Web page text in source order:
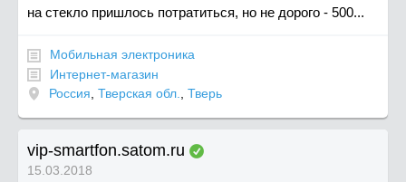
на стекло пришлось потратиться, но не дорого - 500...
Мобильная электроника
Интернет-магазин
Россия Тверская обл. Тверь
vip-smartfon.satom.ru
15.03.2018